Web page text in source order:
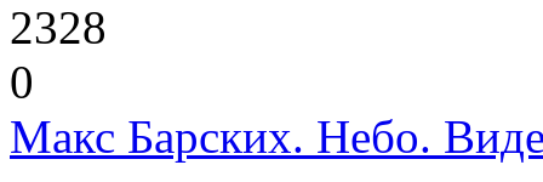
2328
0
Макс Барских. Небо.